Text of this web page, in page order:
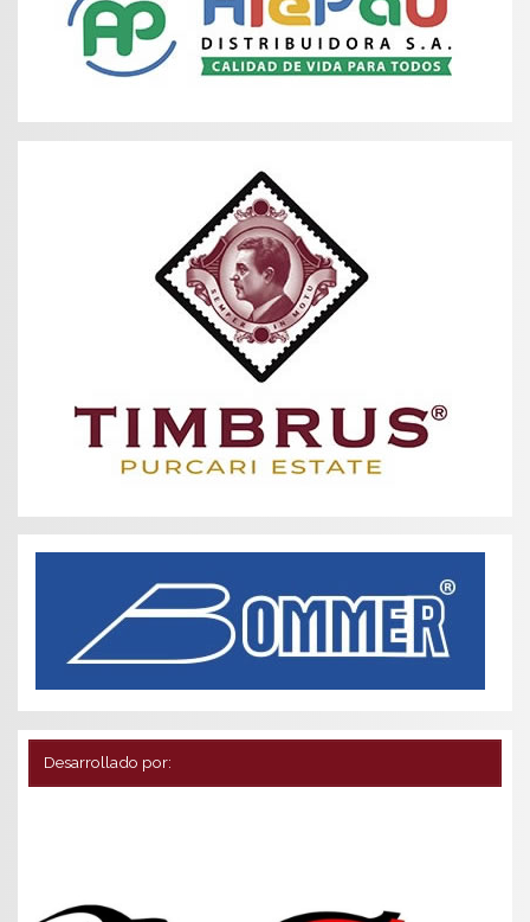
Desarrollado por: